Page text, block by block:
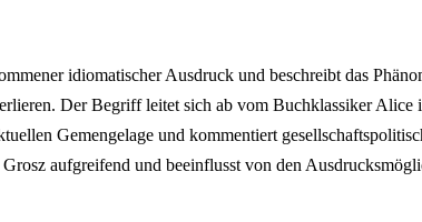
idiomatischer Ausdruck und beschreibt das
Der Begriff leitet sich ab vom Buchklassiker
Gemengelage und kommentiert
aufgreifend und beeinflusst von den